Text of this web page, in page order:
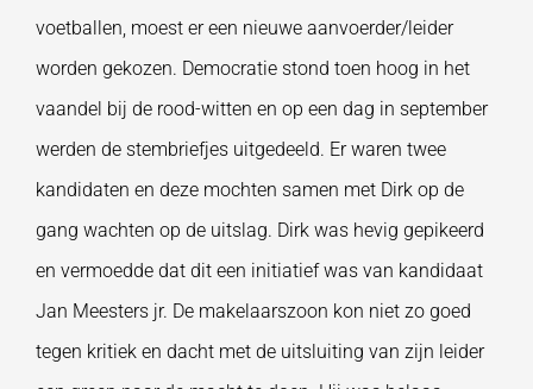
voetballen, moest er een nieuwe aanvoerder/leider
worden gekozen. Democratie stond toen hoog in het
vaandel bij de rood-witten en op een dag in september
werden de stembriefjes uitgedeeld. Er waren twee
kandidaten en deze mochten samen met Dirk op de
gang wachten op de uitslag. Dirk was hevig gepikeerd
en vermoedde dat dit een initiatief was van kandidaat
Jan Meesters jr. De makelaarszoon kon niet zo goed
tegen kritiek en dacht met de uitsluiting van zijn leider